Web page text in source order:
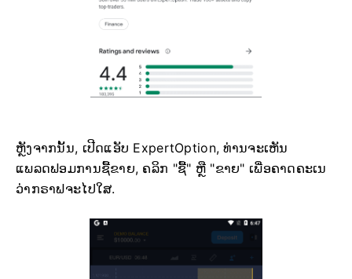
ຫຼັງຈາກນັ້ນ, ເປີດແອັບ ExpertOption, ທ່ານຈະເຫັນ
ແພລດຟອມການຊື້ຂາຍ, ຄລິກ "ຊື້" ຫຼື "ຂາຍ" ເພື່ອຄາດຄະເນ
ວ່າກຣາຟຈະໄປໃສ.